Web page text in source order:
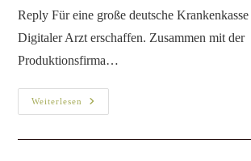
Reply Für eine große deutsche
Digitaler Arzt erschaffen. Zusammen mit der
Produktionsfirma…
Weiterlesen